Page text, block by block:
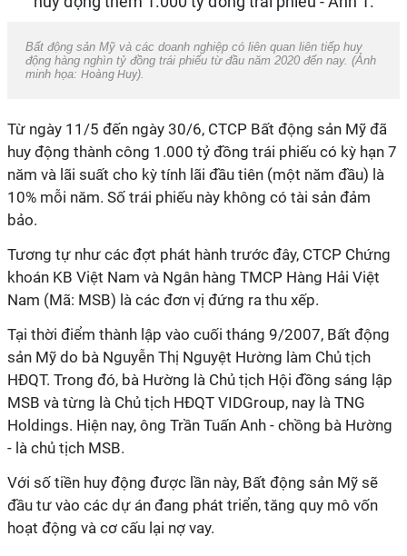
Bất động sản Mỹ và các doanh nghiệp có liên quan liên tiếp huy
động hàng nghìn tỷ đồng trái phiếu từ đầu năm 2020 đến nay. (Ảnh
minh họa: Hoàng Huy).
Từ ngày 11/5 đến ngày 30/6, CTCP Bất động sản Mỹ đã
huy động thành công 1.000 tỷ đồng trái phiếu có kỳ hạn 7
năm và lãi suất cho kỳ tính lãi đầu tiên (một năm đầu) là
10% mỗi năm. Số trái phiếu này không có tài sản đảm
bảo.
Tương tự như các đợt phát hành trước đây, CTCP Chứng
khoán KB Việt Nam và Ngân hàng TMCP Hàng Hải Việt
Nam (Mã: MSB) là các đơn vị đứng ra thu xếp.
Tại thời điểm thành lập vào cuối tháng 9/2007, Bất động
sản Mỹ do bà Nguyễn Thị Nguyệt Hường làm Chủ tịch
HĐQT. Trong đó, bà Hường là Chủ tịch Hội đồng sáng lập
MSB và từng là Chủ tịch HĐQT VIDGroup, nay là TNG
Holdings. Hiện nay, ông Trần Tuấn Anh - chồng bà Hường
- là chủ tịch MSB.
Với số tiền huy động được lần này, Bất động sản Mỹ sẽ
đầu tư vào các dự án đang phát triển, tăng quy mô vốn
hoạt động và cơ cấu lại nợ vay.